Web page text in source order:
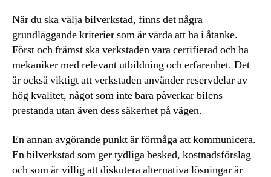
När du ska välja bilverkstad, finns det några
grundläggande kriterier som är värda att ha i åtanke.
Först och främst ska verkstaden vara certifierad och ha
mekaniker med relevant utbildning och erfarenhet. Det
är också viktigt att verkstaden använder reservdelar av
hög kvalitet, något som inte bara påverkar bilens
prestanda utan även dess säkerhet på vägen.
En annan avgörande punkt är förmåga att kommunicera.
En bilverkstad som ger tydliga besked, kostnadsförslag
och som är villig att diskutera alternativa lösningar är